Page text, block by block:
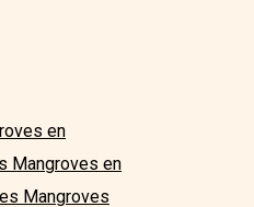
en
Mangroves en
Mangroves